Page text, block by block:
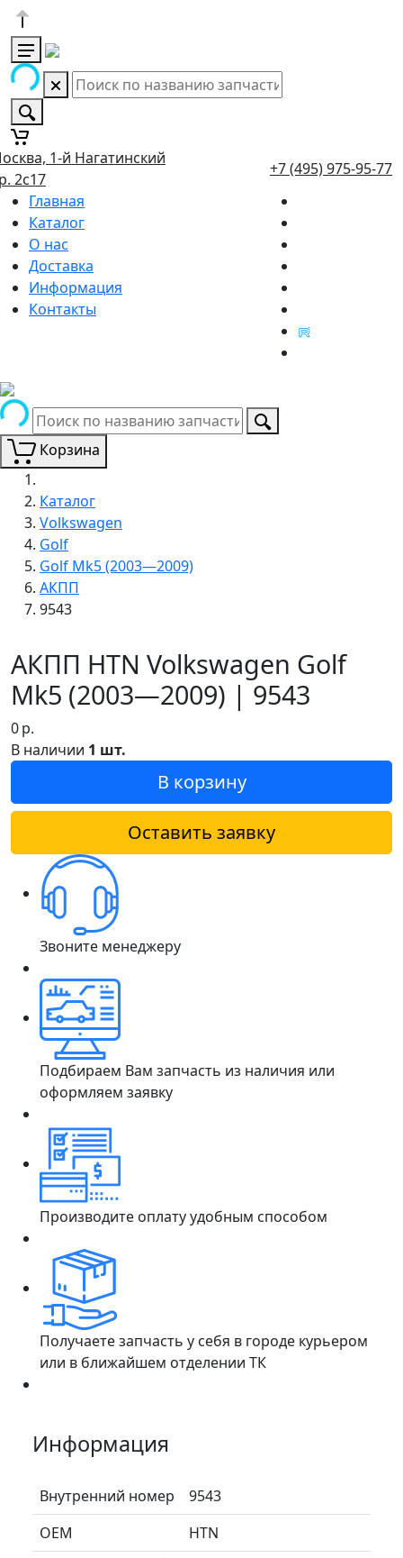
1-й Нагатинский
2с17
+7 (495) 975-95-77
Главная
Каталог
О нас
Доставка
Информация
Контакты
Корзина
Каталог
Volkswagen
Golf
Golf Mk5 (2003—2009)
АКПП
9543
АКПП HTN Volkswagen Golf
Mk5 (2003—2009) | 9543
0р.
В наличии 1 шт.
В корзину
Оставить заявку
Звоните менеджеру
Подбираем Вам запчасть из наличия или
оформляем заявку
Производите оплату удобным способом
Получаете запчасть у себя в городе курьером
или в ближайшем отделении ТК
Информация
Внутренний номер
9543
ОЕМ
HTN